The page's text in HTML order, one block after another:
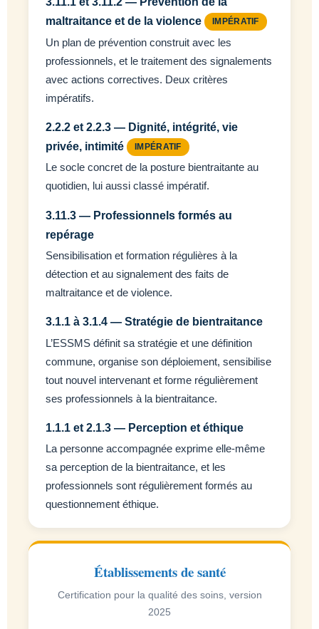
maltraitance et de la violence
IMPÉRATIF
Un plan de prévention construit avec les
professionnels, et le traitement des signalements
avec actions correctives. Deux critères
impératifs.
2.2.2 et 2.2.3 — Dignité, intégrité, vie
privée, intimité
IMPÉRATIF
Le socle concret de la posture bientraitante au
quotidien, lui aussi classé impératif.
3.11.3 — Professionnels formés au
repérage
Sensibilisation et formation régulières à la
détection et au signalement des faits de
maltraitance et de violence.
3.1.1 à 3.1.4 — Stratégie de bientraitance
L’ESSMS définit sa stratégie et une définition
commune, organise son déploiement, sensibilise
tout nouvel intervenant et forme régulièrement
ses professionnels à la bientraitance.
1.1.1 et 2.1.3 — Perception et éthique
La personne accompagnée exprime elle-même
sa perception de la bientraitance, et les
professionnels sont régulièrement formés au
questionnement éthique.
Établissements de santé
Certification pour la qualité des soins, version
2025